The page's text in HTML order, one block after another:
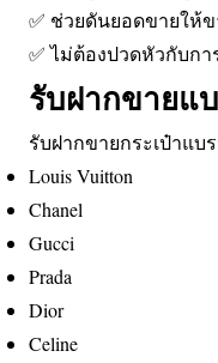
✅ ช่วยดันยอดขายให้
✅ ไม่ต้องปวดหัวกับกา
รับฝากขายแ
รับฝากขายกระเป๋าแบ
Louis Vuitton
Chanel
Gucci
Prada
Dior
Celine